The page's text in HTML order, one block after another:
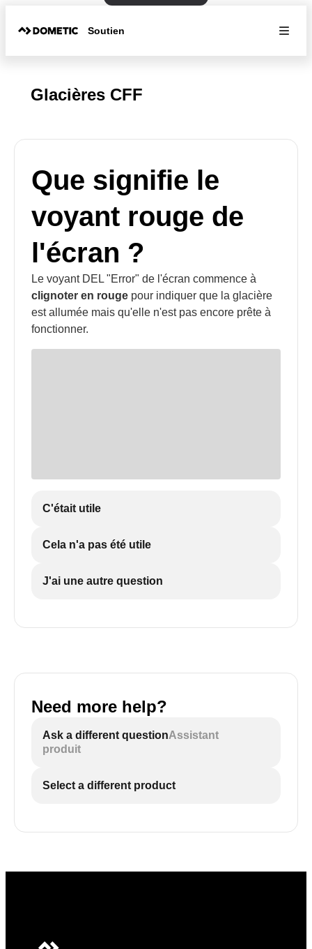
Soutien
Glacières CFF
Que signifie le
voyant rouge de
l'écran ?
Le voyant DEL "Error" de l'écran commence à
clignoter en rouge pour indiquer que la glacière
est allumée mais qu'elle n'est pas encore prête à
fonctionner.
C'était utile
Cela n'a pas été utile
J'ai une autre question
Need more help?
Ask a different questionAssistant
produit
Select a different product